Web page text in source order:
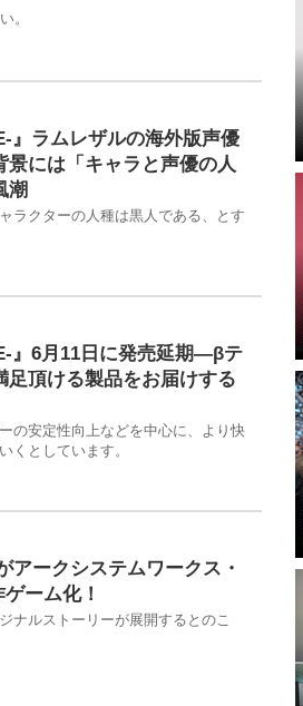
。
』ラムレザルの海外版声優
には「キャラと声優の人
潮
ラクターの人種は黒人である、とす
』6月11日に発売延期―βテ
足頂ける製品をお届けする
の安定性向上などを中心に、より快
くとしています。
アークシステムワークス・
ーム化！
ナルストーリーが展開するとのこ